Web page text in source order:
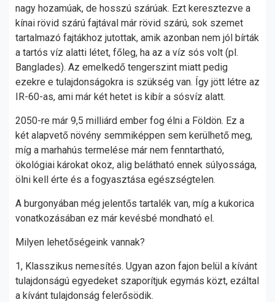
nagy hozamúak, de hosszú szárúak. Ezt keresztezve a
kínai rövid szárú fajtával már rövid szárú, sok szemet
tartalmazó fajtákhoz jutottak, amik azonban nem jól bírták
a tartós víz alatti létet, főleg, ha az a víz sós volt (pl.
Banglades). Az emelkedő tengerszint miatt pedig
ezekre e tulajdonságokra is szükség van. Így jött létre az
IR-60-as, ami már két hetet is kibír a sósvíz alatt.
2050-re már 9,5 milliárd ember fog élni a Földön. Ez a
két alapvető növény semmiképpen sem kerülhető meg,
míg a marhahús termelése már nem fenntartható,
ökológiai károkat okoz, alig belátható ennek súlyossága,
ölni kell érte és a fogyasztása egészségtelen.
A burgonyában még jelentős tartalék van, míg a kukorica
vonatkozásában ez már kevésbé mondható el.
Milyen lehetőségeink vannak?
1, Klasszikus nemesítés. Ugyan azon fajon belül a kívánt
tulajdonságú egyedeket szaporítjuk egymás közt, ezáltal
a kívánt tulajdonság felerősödik.